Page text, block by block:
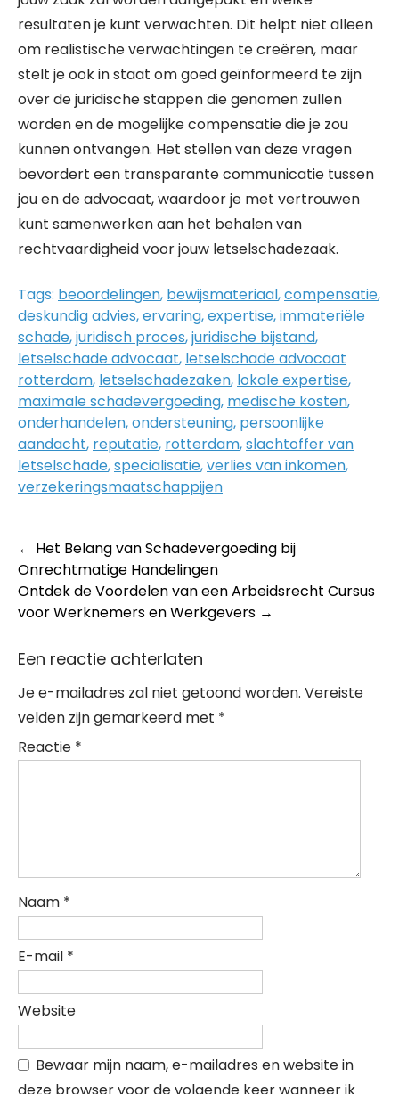
resultaten je kunt verwachten. Dit helpt niet alleen
om realistische verwachtingen te creëren, maar
stelt je ook in staat om goed geïnformeerd te zijn
over de juridische stappen die genomen zullen
worden en de mogelijke compensatie die je zou
kunnen ontvangen. Het stellen van deze vragen
bevordert een transparante communicatie tussen
jou en de advocaat, waardoor je met vertrouwen
kunt samenwerken aan het behalen van
rechtvaardigheid voor jouw letselschadezaak.
Tags: beoordelingen, bewijsmateriaal,compensatie,
deskundig advies,ervaring,expertise,immateriële
schade,juridisch proces,juridische bijstand,
letselschade advocaat, letselschade advocaat
rotterdam, letselschadezaken, lokale expertise,
maximale schadevergoeding, medische kosten,
onderhandelen,ondersteuning, persoonlijke
aandacht, reputatie, rotterdam,slachtoffer van
letselschade,specialisatie,verlies van inkomen,
verzekeringsmaatschappijen
Post
navigation
← Het Belang van Schadevergoeding bij
Onrechtmatige Handelingen
Ontdek de Voordelen van een Arbeidsrecht Cursus
voor Werknemers en Werkgevers →
Een reactie achterlaten
Je e-mailadres zal niet getoond worden. Vereiste
velden zijn gemarkeerd met *
Reactie *
Naam *
E-mail *
Website
Bewaar mijn naam, e-mailadres en website in